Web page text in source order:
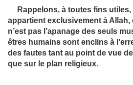
Rappelons, à toutes fins
appartient exclusivement à Allah,
n’est pas l’apanage des seuls
êtres humains sont enclins à
des fautes tant au point de vue
que sur le plan religieux.